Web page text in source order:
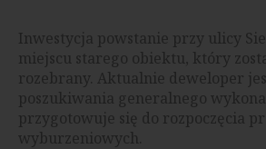
Inwestycja powstanie przy ulicy
miejscu starego obiektu, który
rozebrany. Aktualnie deweloper
poszukiwania generalnego
przygotowuje się do rozpoczęcia
wyburzeniowych.